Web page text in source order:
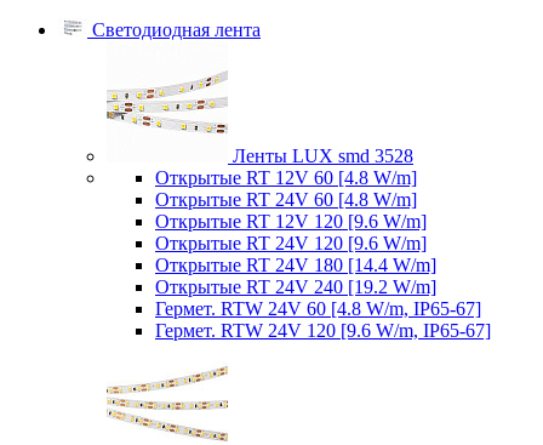
Светодиодная лента
Ленты LUX smd 3528
Открытые RT 12V 60 [4.8 W/m]
Открытые RT 24V 60 [4.8 W/m]
Открытые RT 12V 120 [9.6 W/m]
Открытые RT 24V 120 [9.6 W/m]
Открытые RT 24V 180 [14.4 W/m]
Открытые RT 24V 240 [19.2 W/m]
Гермет. RTW 24V 60 [4.8 W/m, IP65-67]
Гермет. RTW 24V 120 [9.6 W/m, IP65-67]